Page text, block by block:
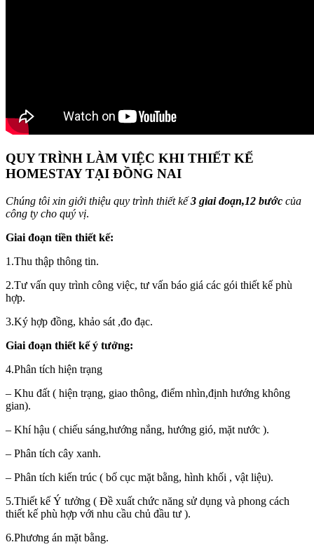
QUY TRÌNH LÀM VIỆC KHI THIẾT KẾ
HOMESTAY TẠI ĐỒNG NAI
Chúng tôi xin giới thiệu quy trình thiết kế 3 giai đoạn,12 bước của
công ty cho quý vị.
Giai đoạn tiền thiết kế:
1.Thu thập thông tin.
2.Tư vấn quy trình công việc, tư vấn báo giá các gói thiết kế phù
hợp.
3.Ký hợp đồng, khảo sát ,đo đạc.
Giai đoạn thiết kế ý tưởng:
4.Phân tích hiện trạng
– Khu đất ( hiện trạng, giao thông, điểm nhìn,định hướng không
gian).
– Khí hậu ( chiếu sáng,hướng nắng, hướng gió, mặt nước ).
– Phân tích cây xanh.
– Phân tích kiến trúc ( bố cục mặt bằng, hình khối , vật liệu).
5.Thiết kế Ý tưởng ( Đề xuất chức năng sử dụng và phong cách
thiết kế phù hợp với nhu cầu chủ đầu tư ).
6.Phương án mặt bằng.